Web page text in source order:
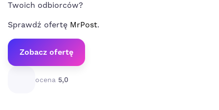
Twoich odbiorców?
Sprawdź ofertę MrPost.
Zobacz ofertę
ocena 5,0